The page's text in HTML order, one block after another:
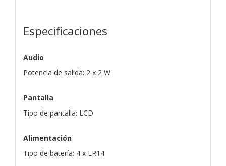
Especificaciones
Audio
Potencia de salida: 2 x 2 W
Pantalla
Tipo de pantalla: LCD
Alimentación
Tipo de batería: 4 x LR14